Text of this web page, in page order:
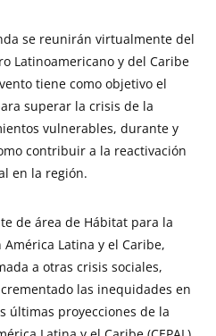
se reunirán virtualmente del
Latinoamericano y del Caribe
tiene como objetivo el
superar la crisis de la
vulnerables, durante y
contribuir a la reactivación
en la región.
de área de Hábitat para la
Latina y el Caribe,
a otras crisis sociales,
las inequidades en
últimas proyecciones de la